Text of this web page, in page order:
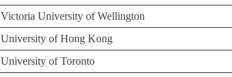
Victoria University of Wellington
University of Hong Kong
University of Toronto